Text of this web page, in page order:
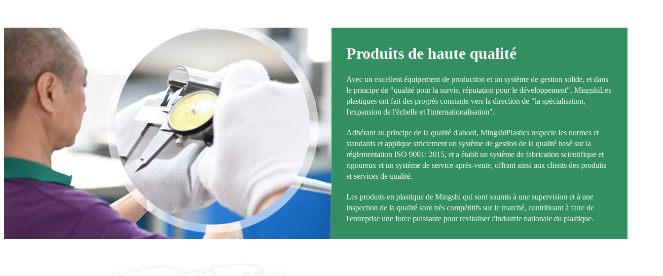
Produits de haute qualité
Avec un excellent équipement de production et un système de gestion solide, et dans
le principe de "qualité pour la survie, réputation pour le développement", MingshiLes
plastiques ont fait des progrès constants vers la direction de "la spécialisation,
l'expansion de l'échelle et l'internationalisation".
Adhérant au principe de la qualité d'abord, MingshiPlastics respecte les normes et
standards et applique strictement un système de gestion de la qualité basé sur la
réglementation ISO 9001: 2015, et a établi un système de fabrication scientifique et
rigoureux et un système de service après-vente, offrant ainsi aux clients des produits
et services de qualité.
Les produits en plastique de Mingshi qui sont soumis à une supervision et à une
inspection de la qualité sont très compétitifs sur le marché, contribuant à faire de
l'entreprise une force puissante pour revitaliser l'industrie nationale du plastique.